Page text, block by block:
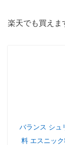
楽天でも買えま
バランス シュ
料 エスニッ